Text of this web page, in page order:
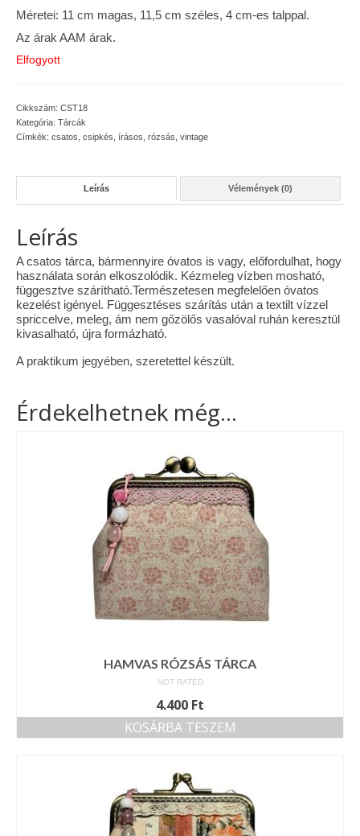
A termékek tisztítása
Általános Szerződési Feltételek
Méretei: 11 cm magas, 11,5 cm széles, 4 cm-es talppal.
Az árak AAM árak.
Elfogyott
Cikkszám: CST18
Kategória: Tárcák
Címkék: csatos csipkés írásos rózsás vintage
Leírás Vélemények (0)
Leírás
A csatos tárca, bármennyire óvatos is vagy, előfordulhat, hogy
használata során elkoszolódik. Kézmeleg vízben mosható,
függesztve szárítható.Természetesen megfelelően óvatos
kezelést igényel. Függesztéses szárítás után a textilt vízzel
spriccelve, meleg, ám nem gőzölős vasalóval ruhán keresztül
kivasalható, újra formázható.
A praktikum jegyében, szeretettel készült.
Érdekelhetnek még…
HAMVAS RÓZSÁS TÁRCA
NOT RATED
4.400 Ft
KOSÁRBA TESZEM